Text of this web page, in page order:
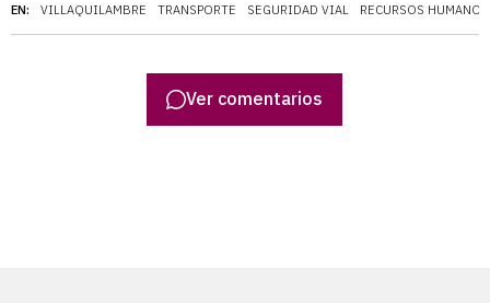
EN: VILLAQUILAMBRE TRANSPORTE SEGURIDAD VIAL RECURSOS HUMANOS
Ver comentarios